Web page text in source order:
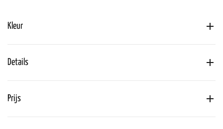
Kleur
Details
Prijs